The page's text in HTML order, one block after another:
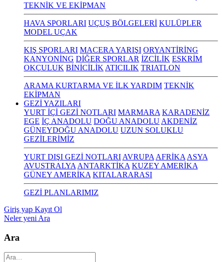
TEKNİK VE EKİPMAN
HAVA SPORLARI UÇUŞ BÖLGELERİ KULÜPLER
MODEL UÇAK
KIŞ SPORLARI MACERA YARIŞI ORYANTİRİNG
KANYONİNG DİĞER SPORLAR İZCİLİK ESKRİM
OKÇULUK BİNİCİLİK ATICILIK TRIATLON
ARAMA KURTARMA VE İLK YARDIM TEKNİK
EKİPMAN
GEZİ YAZILARI
YURT İÇİ GEZİ NOTLARI MARMARA KARADENİZ
EGE İÇ ANADOLU DOĞU ANADOLU AKDENİZ
GÜNEYDOĞU ANADOLU UZUN SOLUKLU
GEZİLERİMİZ
YURT DIŞI GEZİ NOTLARI AVRUPA AFRİKA ASYA
AVUSTRALYA ANTARKTİKA KUZEY AMERİKA
GÜNEY AMERİKA KITALARARASI
GEZİ PLANLARIMIZ
Giriş yap Kayıt Ol
Neler yeni Ara
Ara